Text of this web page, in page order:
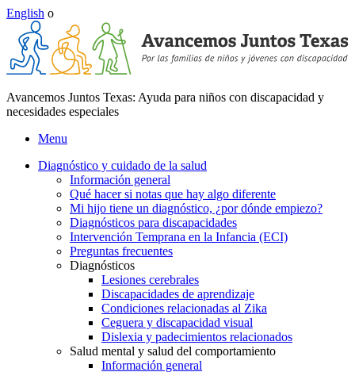
English o
Avancemos Juntos Texas: Ayuda para niños con discapacidad y
necesidades especiales
Menu
Diagnóstico y cuidado de la salud
Información general
Qué hacer si notas que hay algo diferente
Mi hijo tiene un diagnóstico, ¿por dónde empiezo?
Diagnósticos para discapacidades
Intervención Temprana en la Infancia (ECI)
Preguntas frecuentes
Diagnósticos
Lesiones cerebrales
Discapacidades de aprendizaje
Condiciones relacionadas al Zika
Ceguera y discapacidad visual
Dislexia y padecimientos relacionados
Salud mental y salud del comportamiento
Información general